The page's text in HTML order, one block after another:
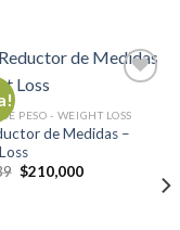
Añadir
PESO - WEIGHT LOSS
de Medidas –
El
precio
$210,000El